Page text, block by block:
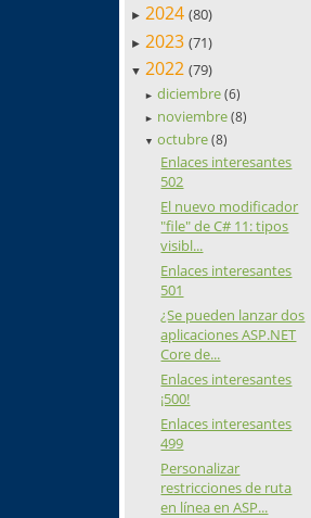
► 2024 (80)
► 2023 (71)
▼ 2022 (79)
► diciembre(6)
► noviembre(8)
▼ octubre(8)
Enlaces interesantes
502
El nuevo modificador
"file" de C# 11: tipos
visibl...
Enlaces interesantes
501
¿Se pueden lanzar dos
aplicaciones ASP.NET
Core de...
Enlaces interesantes
¡500!
Enlaces interesantes
499
Personalizar
restricciones de ruta
en línea en ASP...